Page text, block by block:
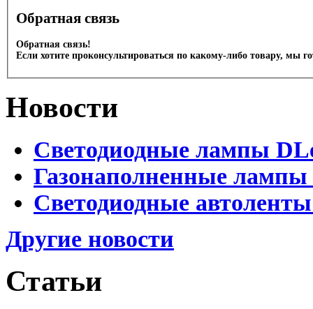
Обратная связь
Обратная связь!
Если хотите проконсультироваться по какому-либо товару, мы
Новости
Светодиодные лампы
Газонаполненные
Светодиодные
Другие новости
Статьи